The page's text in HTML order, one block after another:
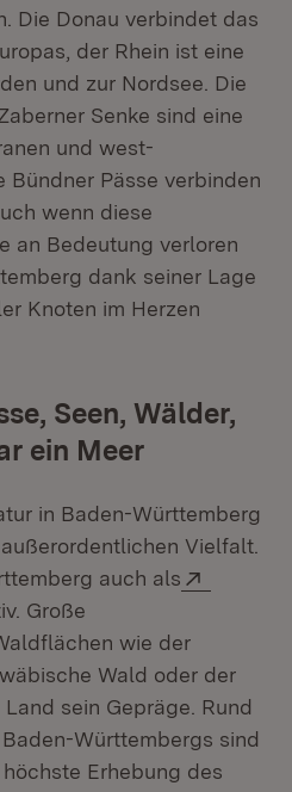
Die Donau verbindet das
der Rhein ist eine
und zur Nordsee. Die
Senke sind eine
und west-
Bündner Pässe verbinden
wenn diese
an Bedeutung verloren
dank seiner Lage
Knoten im Herzen
Seen, Wälder,
ein Meer
in Baden-Württemberg
Vielfalt.
auch als
Fenster)
Große
wie der
Wald oder der
sein Gepräge. Rund
Württembergs sind
Erhebung des